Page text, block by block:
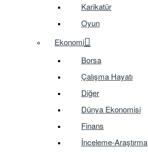
Karikatür
Oyun
Ekonomi
Borsa
Çalışma Hayatı
Diğer
Dünya Ekonomisi
Finans
İnceleme-Araştırma